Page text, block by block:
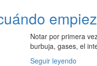
Notar por primera
burbuja, gases, el
Seguir leyendo